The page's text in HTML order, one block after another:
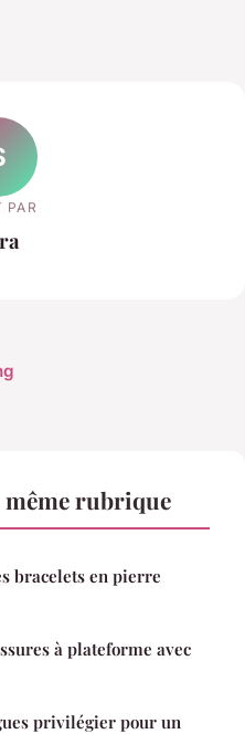
PAR
rubrique
bracelets en pierre
à plateforme avec
privilégier pour un